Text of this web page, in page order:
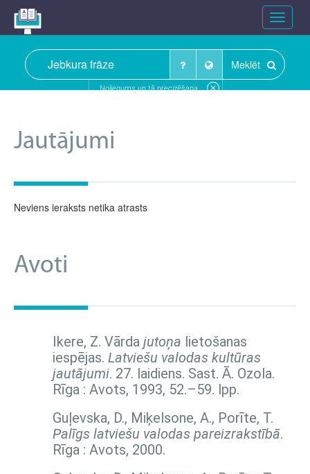
Toggle
Meklēt
Noliegums un tā precizēšana
Jautājumi
Neviens ieraksts netika atrasts
Avoti
Ikere, Z. Vārda jutoņa lietošanas
iespējas. Latviešu valodas kultūras
jautājumi. 27. laidiens. Sast. Ā. Ozola.
Rīga : Avots, 1993, 52.–59. lpp.
Guļevska, D., Miķelsone, A., Porīte, T.
Palīgs latviešu valodas pareizrakstībā.
Rīga : Avots, 2000.